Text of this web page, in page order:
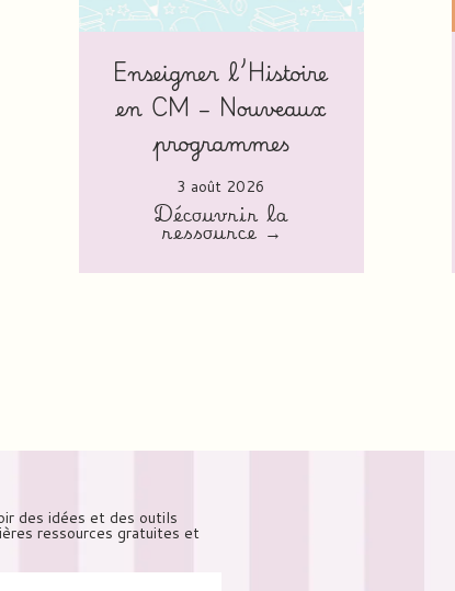
Enseigner l’Histoire
en CM – Nouveaux
programmes
3 août 2026
Découvrir la
ressource →
des idées et des outils
ressources gratuites et